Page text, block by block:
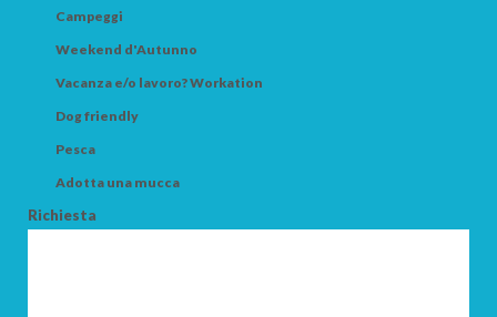
Campeggi
Weekend d'Autunno
Vacanza e/o lavoro? Workation
Dog friendly
Pesca
Adotta una mucca
Richiesta